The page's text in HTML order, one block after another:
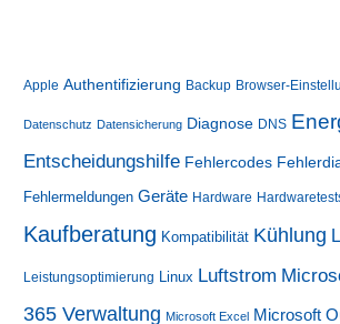
Apple Authentifizierung Backup Browser-
Datenschutz Datensicherung Diagnose DNS
Entscheidungshilfe Fehlercodes
Fehlermeldungen Geräte Hardware
Kaufberatung Kompatibilität Kühlung
Leistungsoptimierung Linux Luftstrom
365 Verwaltung Microsoft Excel Microsoft